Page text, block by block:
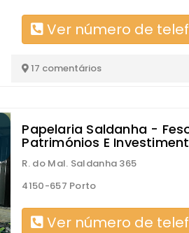
Ver número de
17 comentários
Papelaria Saldanha -
Patrimónios E
R. do Mal. Saldanha 365
4150-657 Porto
Ver número de